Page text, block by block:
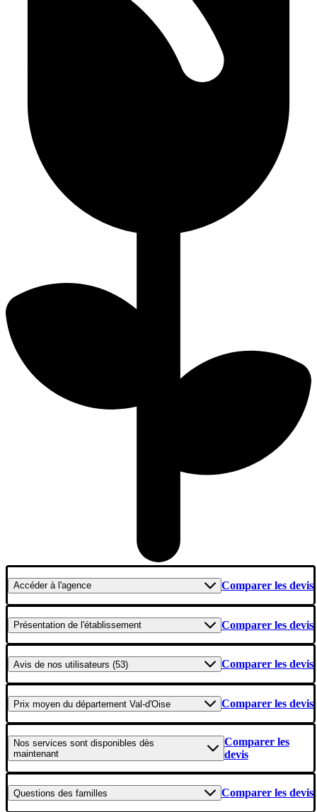
Accéderà l'agence Comparer les devis
Présentation de l'établissement Comparer les devis
Avis de nos utilisateurs (53) Comparer les devis
Prix moyen du département Val-d'Oise Comparer les devis
Nos services sont disponibles dès
maintenant
Comparer les
devis
Questions des familles Comparer les devis